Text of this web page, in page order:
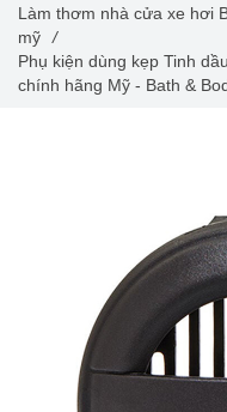
Làm thơm nhà cửa xe hơi
mỹ
/
Phụ kiện dùng kẹp Tinh
chính hãng Mỹ - Bath &